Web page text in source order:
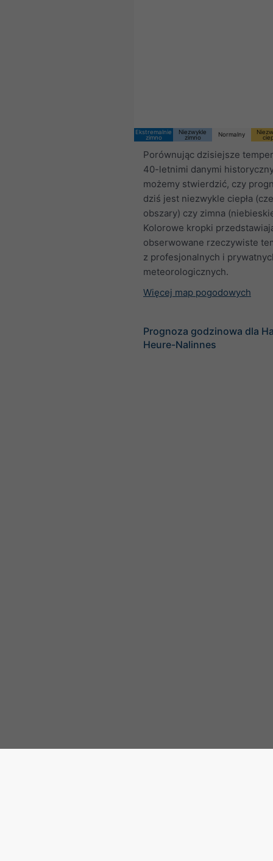
Ekstremalnie
zimno
Niezwykle
zimno
Normalny
Porównując dzisiejsze
40-letnimi danymi
możemy stwierdzić, czy
dziś jest niezwykle ciepła
obszary) czy zimna
Kolorowe kropki
obserwowane rzeczywiste
z profesjonalnych i
meteorologicznych.
Więcej map pogodowych
Prognoza godzinowa dla
Heure-Nalinnes